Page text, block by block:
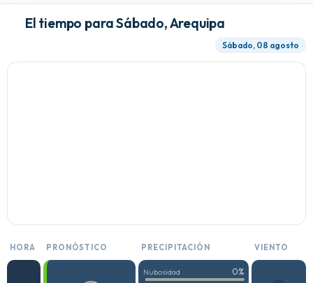
El tiempo para Sábado, Arequipa
Sábado, 08 agosto
HORA PRONÓSTICO PRECIPITACIÓN VIENTO
Nubosidad 0%